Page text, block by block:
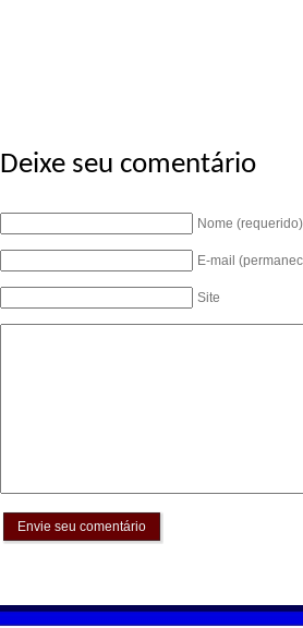
Deixe seu comentário
Nome (requerido)
E-mail
Site
Envie seu comentário